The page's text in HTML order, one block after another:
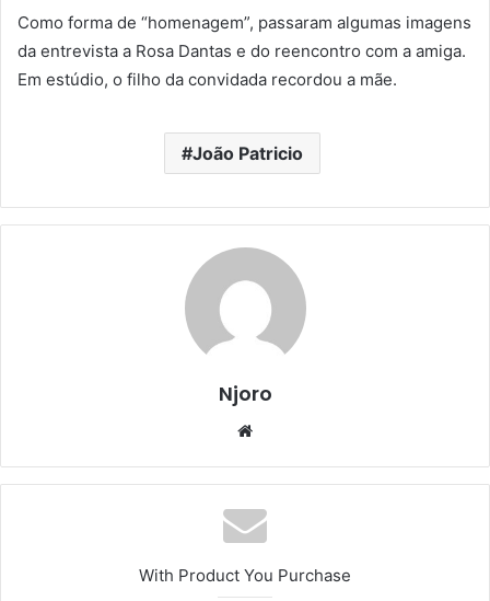
Como forma de “homenagem”, passaram algumas imagens
da entrevista a Rosa Dantas e do reencontro com a amiga.
Em estúdio, o filho da convidada recordou a mãe.
João Patricio
Njoro
Website
With Product You Purchase